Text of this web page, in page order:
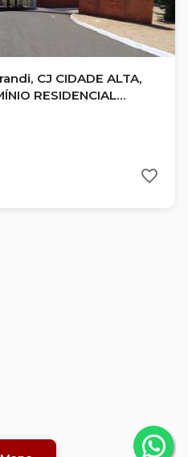
CJ CIDADE ALTA,
RESIDENCIAL